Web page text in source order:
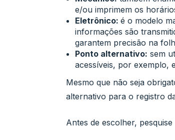
e/ou imprimem os
Eletrônico: é o modelo
informações são
garantem precisão na
Ponto alternativo: sem
acessíveis, por exemplo,
Mesmo que não seja
alternativo para o registro
Antes de escolher,